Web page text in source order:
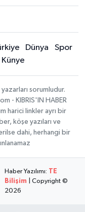
Dünya
Spor
Künye
sorumludur.
- KIBRIS'IN HABER
harici linkler ayrı bir
köşe yazıları ve
dahi, herhangi bir
Haber Yazılımı: TE
Bilişim | Copyright ©
2026